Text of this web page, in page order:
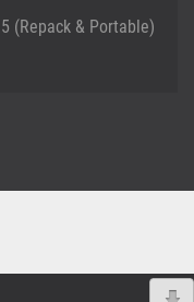
(Repack & Portable)